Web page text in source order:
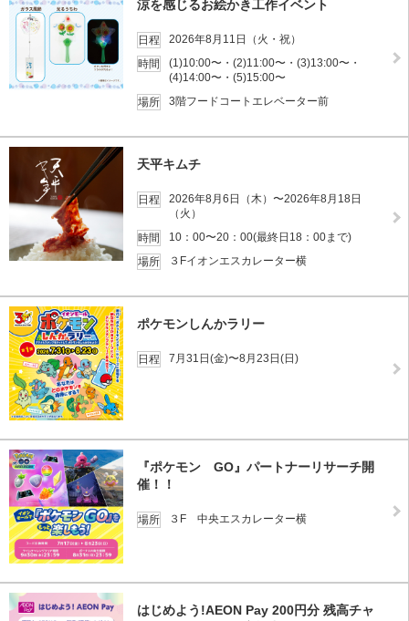
涼を感じるお絵かき工作イベント
日程
2026年8月11日（火・祝）
時間
(1)10:00〜・(2)11:00〜・(3)13:00〜・
(4)14:00〜・(5)15:00〜
場所
3階フードコートエレベーター前
天平キムチ
日程
2026年8月6日（木）〜2026年8月18日
（火）
時間
10：00〜20：00(最終日18：00まで)
場所
３Fイオンエスカレーター横
ポケモンしんかラリー
日程 7月31日(金)〜8月23日(日)
『ポケモン GO』パートナーリサーチ開
催！！
場所 ３F 中央エスカレーター横
はじめよう!AEON Pay 200円分 残高チャ